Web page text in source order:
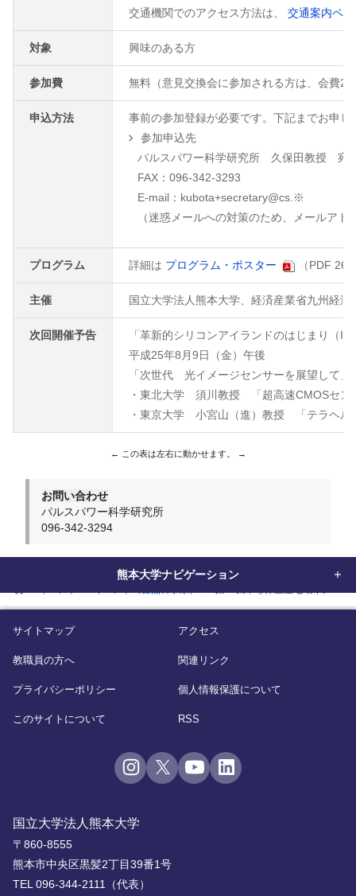
交通機関でのアクセス方法は、 交通案内ペ
対象 興味のある方
参加費 無料（意見交換会に参加される方は、会費
申込方法
事前の参加登録が必要です。下記までお申
参加申込先
パルスパワー科学研究所 久保田教授 宛
FAX：096-342-3293
E-mail：kubota+secretary@cs.※
（迷惑メールへの対策のため、メールア
プログラム 詳細は プログラム・ポスター （PDF
主催 国立大学法人熊本大学、経済産業省九州経
次回開催予告
「革新的シリコンアイランドのはじまり（II)
平成25年8月9日（金）午後
「次世代 光イメージセンサーを展望して」
・東北大学 須川教授 「超高速CMOSセン
・東京大学 小宮山（進）教授 「テラヘル
お問い合わせ
パルスパワー科学研究所
096-342-3294
熊本大学ナビゲーション
国立大学法人熊本大学
〒860-8555
熊本市中央区黒髪2丁目39番1号
TEL 096-344-2111（代表）
サイトマップ アクセス
教職員の方へ 関連リンク
プライバシーポリシー 個人情報保護について
このサイトについて RSS